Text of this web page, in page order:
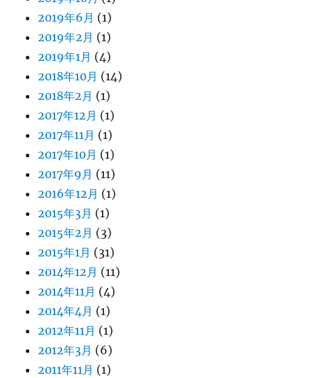
2019年6月 (1)
2019年2月 (1)
2019年1月 (4)
2018年10月 (14)
2018年2月 (1)
2017年12月 (1)
2017年11月 (1)
2017年10月 (1)
2017年9月 (11)
2016年12月 (1)
2015年3月 (1)
2015年2月 (3)
2015年1月 (31)
2014年12月 (11)
2014年11月 (4)
2014年4月 (1)
2012年11月 (1)
2012年3月 (6)
2011年11月 (1)